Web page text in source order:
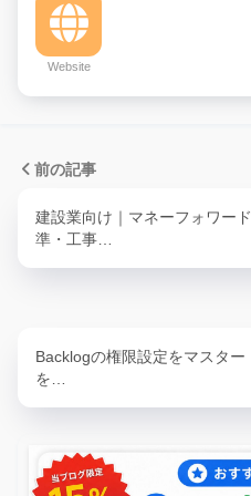
Website
前の記事
建設業向け｜マネーフォワー
準・工事…
Backlogの権限設定をマスタ
を…